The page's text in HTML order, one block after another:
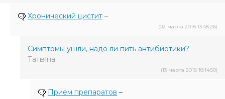
Хронический цистит –
(02 марта 2018 13:48:26)
Симптомы ушли, надо ли пить антибиотики? –
Татьяна
(13 марта 2018 18:14:50)
Прием препаратов –